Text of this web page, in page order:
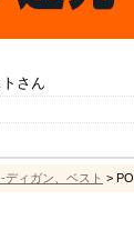
さん
ディガン、ベスト >